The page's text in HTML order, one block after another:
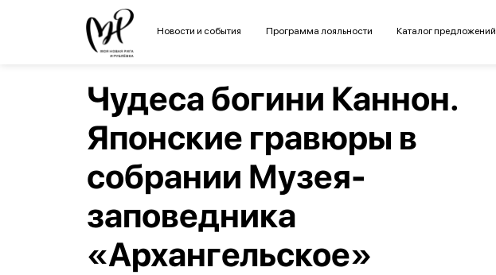
Новости и события Программа лояльности Каталог предложений
Чудеса богини Каннон.
Японские гравюры в
собрании Музея-
заповедника
«Архангельское»